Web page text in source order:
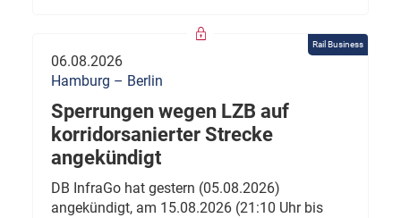
Rail Business
06.08.2026
Hamburg – Berlin
Sperrungen wegen LZB auf
korridorsanierter Strecke
angekündigt
DB InfraGo hat gestern (05.08.2026)
angekündigt, am 15.08.2026 (21:10 Uhr bis